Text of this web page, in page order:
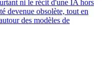
ni le récit d'une IA hors
devenue obsolète, tout en
des modèles de